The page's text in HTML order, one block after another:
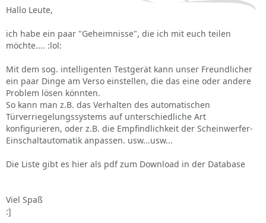
Hallo Leute,
ich habe ein paar "Geheimnisse", die ich mit euch teilen
möchte.... :lol:
Mit dem sog. intelligenten Testgerät kann unser Freundlicher
ein paar Dinge am Verso einstellen, die das eine oder andere
Problem lösen könnten.
So kann man z.B. das Verhalten des automatischen
Türverriegelungssystems auf unterschiedliche Art
konfigurieren, oder z.B. die Empfindlichkeit der Scheinwerfer-
Einschaltautomatik anpassen. usw...usw...
Die Liste gibt es hier als pdf zum Download in der Database
Viel Spaß
:]